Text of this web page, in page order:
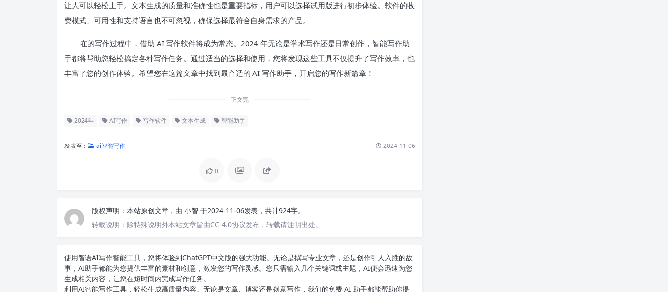
让人可以轻松上手。文本生成的质量和准确性也是重要指标，用户可以选择试用版进行初步体验。软件的收
费模式、可用性和支持语言也不可忽视，确保选择最符合自身需求的产品。
在的写作过程中，借助 AI 写作软件将成为常态。2024 年无论是学术写作还是日常创作，智能写作助
手都将帮助您轻松搞定各种写作任务。通过适当的选择和使用，您将发现这些工具不仅提升了写作效率，也
丰富了您的创作体验。希望您在这篇文章中找到最合适的 AI 写作助手，开启您的写作新篇章！
正文完
2024年 AI写作 写作软件 文本生成 智能助手
发表至： ai智能写作 2024-11-06
0
版权声明： 本站原创文章，由 小智 于2024-11-06发表，共计924字。
转载说明： 除特殊说明外本站文章皆由CC-4.0协议发布，转载请注明出处。
使用智语AI写作智能工具，您将体验到ChatGPT中文版的强大功能。无论是撰写专业文章，还是创作引人入胜的故
事，AI助手都能为您提供丰富的素材和创意，激发您的写作灵感。您只需输入几个关键词或主题，AI便会迅速为您
生成相关内容，让您在短时间内完成写作任务。
利用AI智能写作工具，轻松生成高质量内容。无论是文章、博客还是创意写作，我们的免费 AI 助手都能帮助你提